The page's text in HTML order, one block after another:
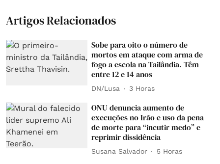
Artigos Relacionados
Sobe para oito o número de
mortos em ataque com arma de
fogo a escola na Tailândia. Têm
entre 12 e 14 anos
DN/Lusa 3 Horas
ONU denuncia aumento de
execuções no Irão e uso da pena
de morte para “incutir medo” e
reprimir dissidência
Susana Salvador 5 Horas